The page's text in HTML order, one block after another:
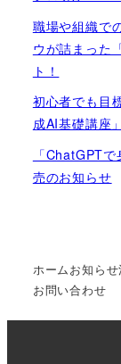
職場や組織で
ウが詰まった
ト！
初心者でも目
成AI基礎講座
「ChatGPT
売のお知らせ
ホームお知らせ
お問い合わせ